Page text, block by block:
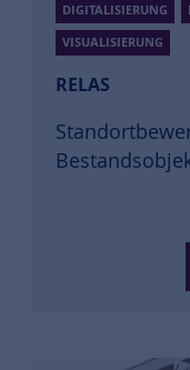
DIGITALISIERUNG
VISUALISIERUNG
RELAS